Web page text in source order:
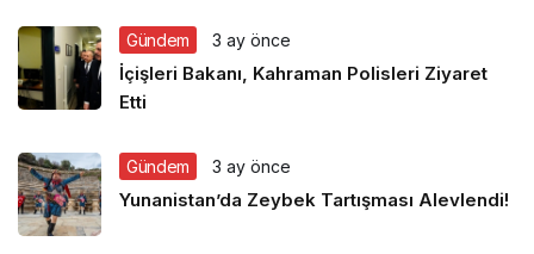
Gündem 3 ay önce
İçişleri Bakanı, Kahraman Polisleri Ziyaret
Etti
Gündem 3 ay önce
Yunanistan’da Zeybek Tartışması Alevlendi!